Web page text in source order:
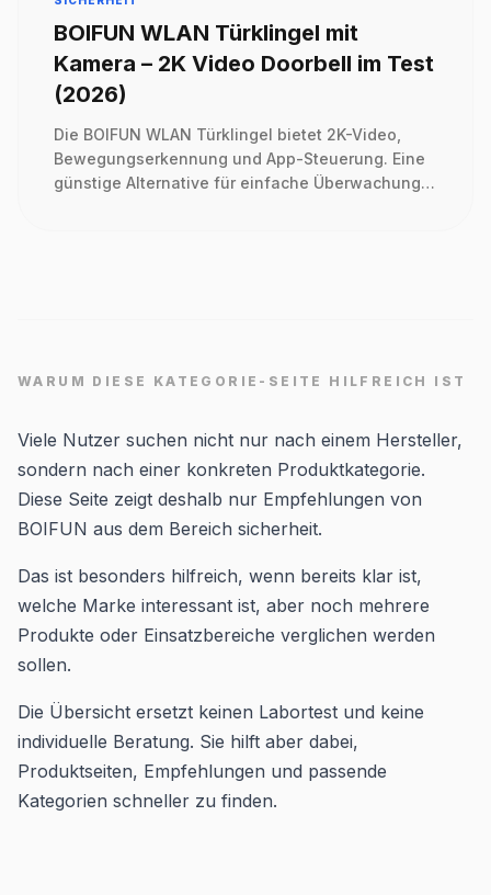
BOIFUN WLAN Türklingel mit
Kamera – 2K Video Doorbell im Test
(2026)
Die BOIFUN WLAN Türklingel bietet 2K-Video,
Bewegungserkennung und App-Steuerung. Eine
günstige Alternative für einfache Überwachung
WARUM DIESE KATEGORIE-SEITE HILFREICH IST
Viele Nutzer suchen nicht nur nach einem Hersteller,
sondern nach einer konkreten Produktkategorie.
Diese Seite zeigt deshalb nur Empfehlungen von
BOIFUN aus dem Bereich sicherheit.
Das ist besonders hilfreich, wenn bereits klar ist,
welche Marke interessant ist, aber noch mehrere
Produkte oder Einsatzbereiche verglichen werden
sollen.
Die Übersicht ersetzt keinen Labortest und keine
individuelle Beratung. Sie hilft aber dabei,
Produktseiten, Empfehlungen und passende
Kategorien schneller zu finden.